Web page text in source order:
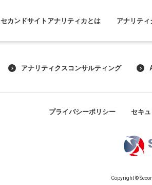
セカンドサイトアナリティカとは アナリテ
アナリティクスコンサルティング
プライバシーポリシー セキ
Copyright ©